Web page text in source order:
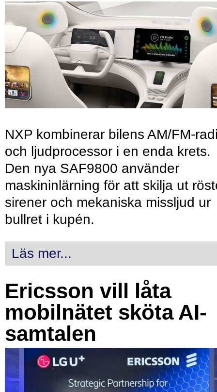
NXP kombinerar bilens AM/FM-
och ljudprocessor i en enda krets.
Den nya SAF9800 använder
maskininlärning för att skilja ut
sirener och mekaniska missljud ur
bullret i kupén.
Läs mer...
Ericsson vill låta
mobilnätet sköta AI-
samtalen